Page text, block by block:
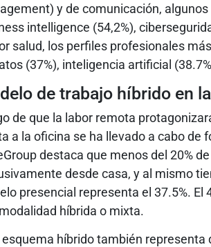
y de comunicación,
intelligence (54,2%),
salud, los perfiles profesionales
(37%), inteligencia artificial
de trabajo híbrido en
de que la labor remota
a la oficina se ha llevado a cabo de
destaca que menos del 20%
desde casa, y al mismo
presencial representa el 37.5%.
híbrida o mixta.
esquema híbrido también